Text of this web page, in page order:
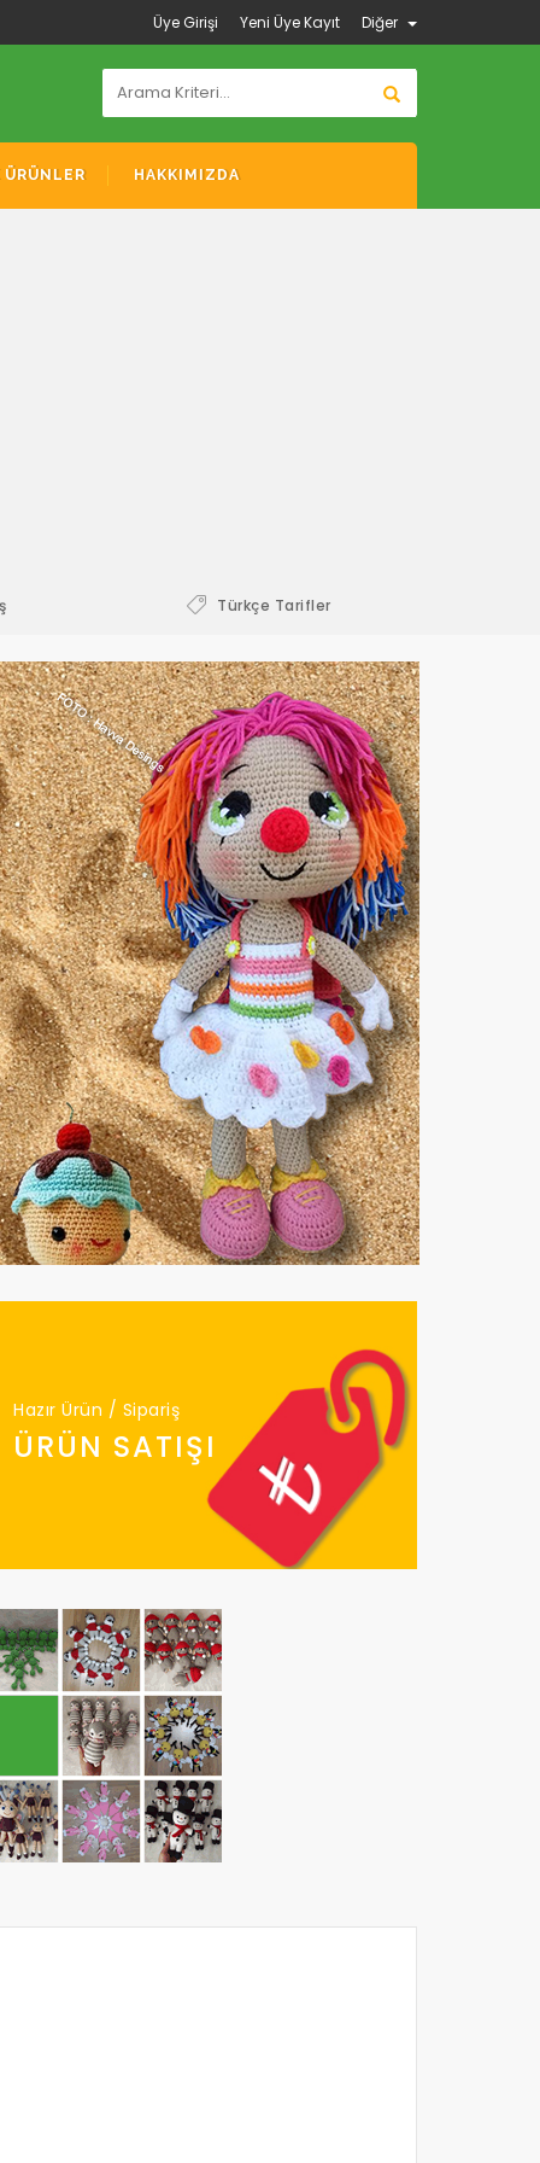
Üye Girişi Yeni Üye Kayıt Diğer
HAKKIMIZDA
Türkçe Tarifler
Hazır Ürün / Sipariş
ÜRÜN SATIŞI